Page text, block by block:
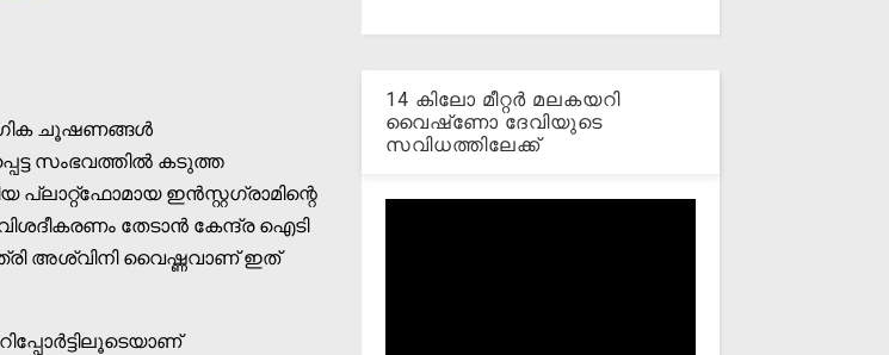
ചൂഷണങ്ങൾ
സംഭവത്തിൽ കടുത്ത
ഇൻസ്റ്റഗ്രാമിന്റെ
തേടാൻ കേന്ദ്ര ഐടി
അശ്വിനി വൈഷ്ണവാണ് ഇത്
14 കിലോ മീറ്റര്‍ മലകയറി
വൈഷ്‌ണോ ദേവിയുടെ
സവിധത്തിലേക്ക്